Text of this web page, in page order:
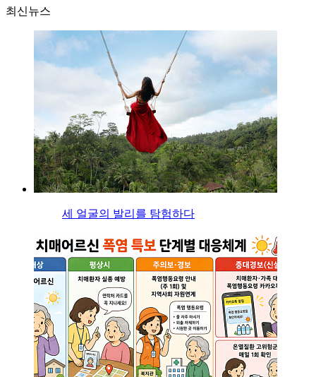
최신뉴스
세 얼굴의 발리를 탐험하다